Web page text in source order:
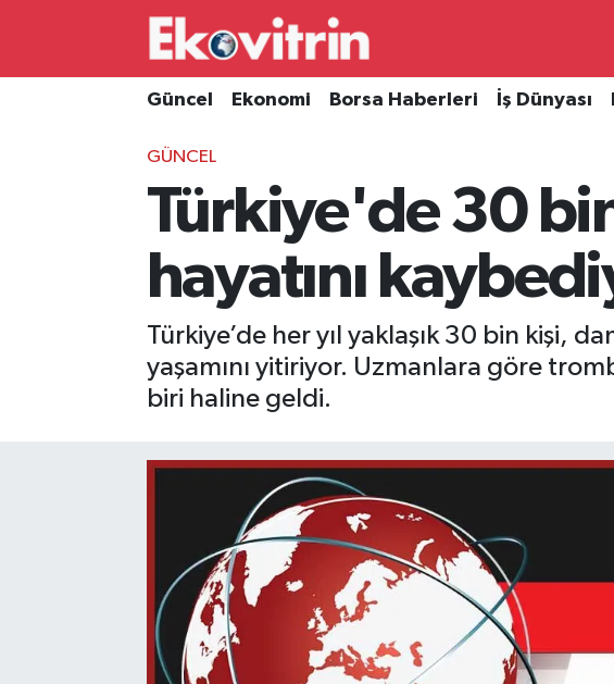
Güncel Ekonomi Borsa Haberleri İş Dünyası
GÜNCEL
Türkiye'de 30
hayatını
Türkiye’de her yıl yaklaşık 30 bin kişi,
yaşamını yitiriyor. Uzmanlara göre
biri haline geldi.
Güncel
Borsa Haberleri
Hava Durumu
Süper Lig Puan Durumu ve Fikstür
Tüm Manşetler
Son Dakika Haberleri
Haber Arşivi